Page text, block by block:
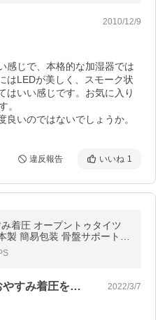
2010/12/9
感じで、本格的な加湿器では
はLEDが美しく、スモーク状
はいい感じです。お気に入り
。
いのではないでしょうか。
違反報告 いいね 1
着圧 オープントゥタイツ
製 簡易包装 骨盤サポート
オープントゥで長めのおやすみ着圧を探し… 2022/3/7